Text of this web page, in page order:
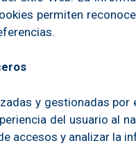
permiten
y gestionadas
del usuario al
accesos y analizar la